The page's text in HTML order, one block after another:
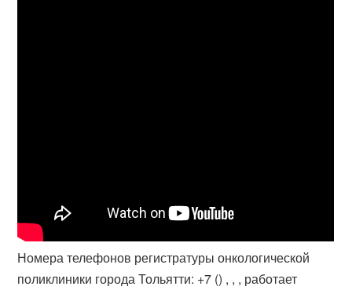
Номера телефонов регистратуры онкологической
поликлиники города Тольятти: +7 () , , , работает